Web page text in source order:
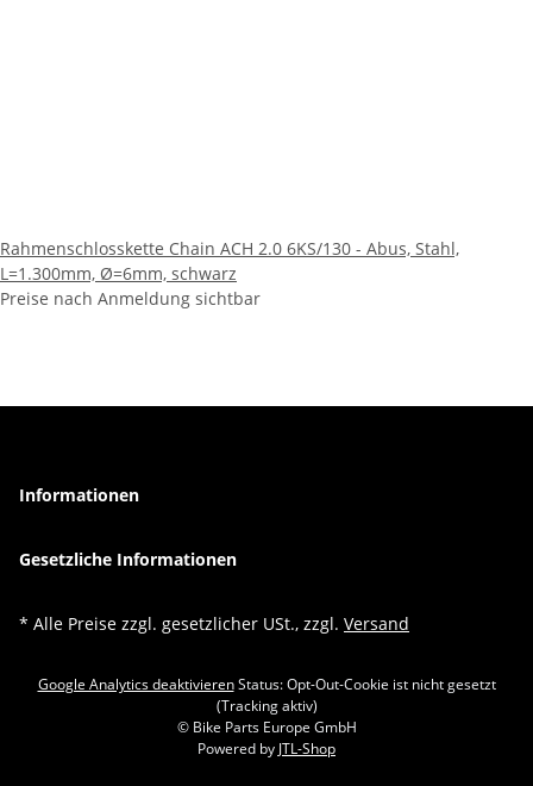
Rahmenschlosskette Chain ACH 2.0 6KS/130 - Abus, Stahl,
L=1.300mm, Ø=6mm, schwarz
Preise nach Anmeldung sichtbar
Informationen
Gesetzliche Informationen
* Alle Preise zzgl. gesetzlicher USt., zzgl. Versand
Google Analytics deaktivieren Status: Opt-Out-Cookie ist nicht gesetzt
(Tracking aktiv)
© Bike Parts Europe GmbH
Powered by JTL-Shop